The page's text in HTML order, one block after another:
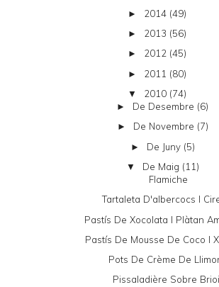
► 2014 (49)
► 2013 (56)
► 2012 (45)
► 2011 (80)
▼ 2010 (74)
► De Desembre (6)
► De Novembre (7)
► De Juny (5)
▼ De Maig (11)
Flamiche
Tartaleta D'albercocs I
Pastís De Xocolata I Plàtan
Pastís De Mousse De Coco I
Pots De Crème De
Pissaladière Sobre